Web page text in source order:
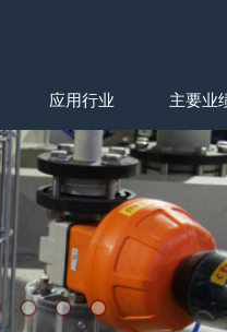
应用行业 主要业